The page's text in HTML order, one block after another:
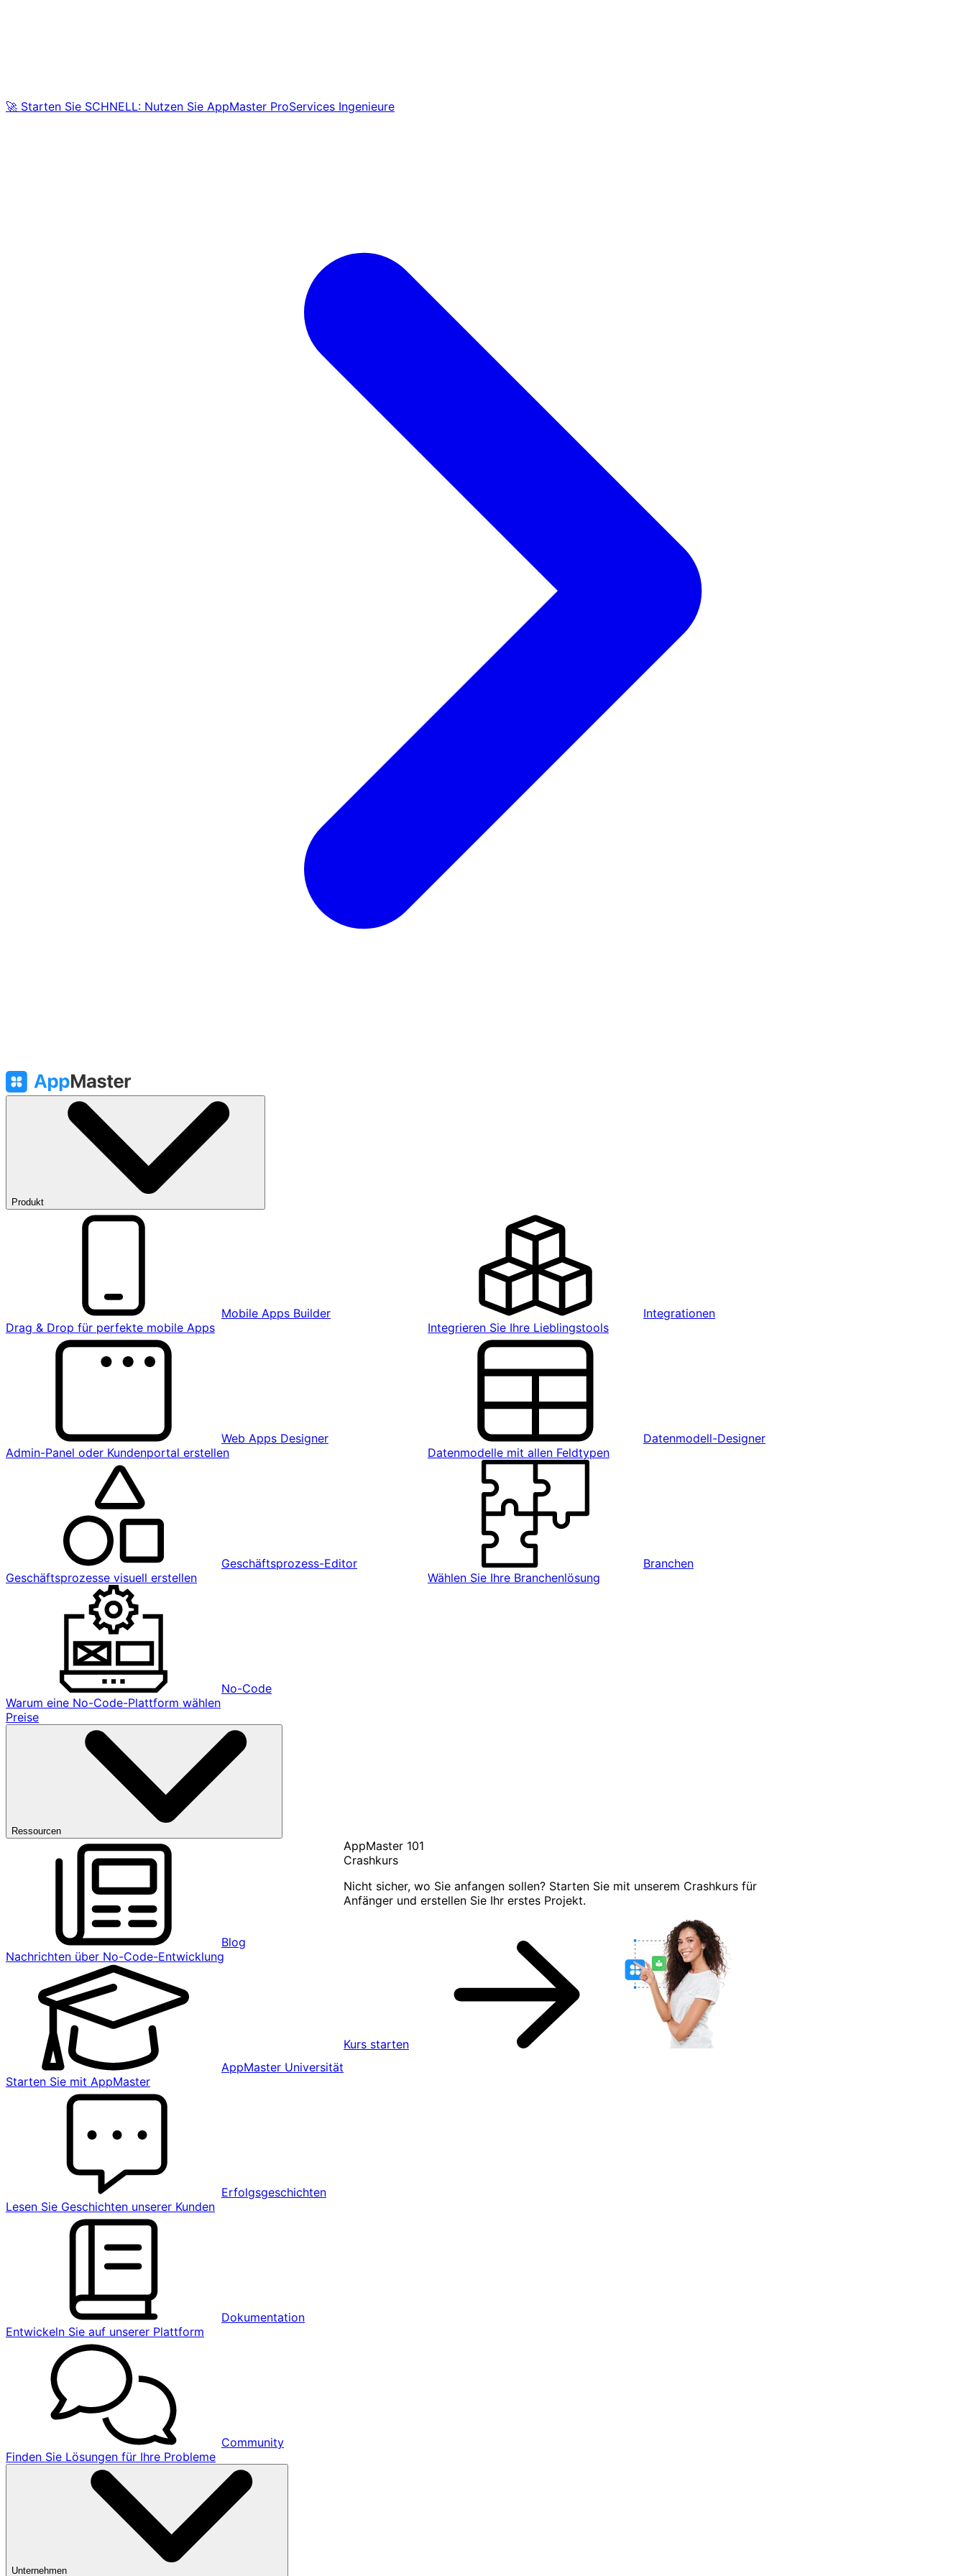
🚀 Starten Sie SCHNELL: Nutzen Sie AppMaster ProServices Ingenieure
Produkt
Mobile Apps Builder
Drag & Drop für perfekte mobile Apps
Integrationen
Integrieren Sie Ihre Lieblingstools
Web Apps Designer
Admin-Panel oder Kundenportal erstellen
Datenmodell-Designer
Datenmodelle mit allen Feldtypen
Geschäftsprozess-Editor
Geschäftsprozesse visuell erstellen
Branchen
Wählen Sie Ihre Branchenlösung
No-Code
Warum eine No-Code-Plattform wählen
Preise
Ressourcen
Blog
Nachrichten über No-Code-Entwicklung
AppMaster Universität
Starten Sie mit AppMaster
Erfolgsgeschichten
Lesen Sie Geschichten unserer Kunden
Dokumentation
Entwickeln Sie auf unserer Plattform
Community
Finden Sie Lösungen für Ihre Probleme
AppMaster 101
Crashkurs
Nicht sicher, wo Sie anfangen sollen? Starten Sie mit unserem Crashkurs für
Anfänger und erstellen Sie Ihr erstes Projekt.
Kurs starten
Unternehmen